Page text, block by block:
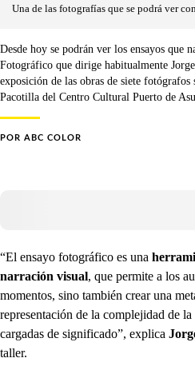
Una de las fotografías que se podrá ver
Desde hoy se podrán ver los ensayos que
Fotográfico que dirige habitualmente
exposición de las obras de siete
Pacotilla del Centro Cultural Puerto de
POR ABC COLOR
“El ensayo fotográfico es una
narración visual, que permite a los
momentos, sino también crear una
representación de la complejidad de
cargadas de significado”, explica
taller.